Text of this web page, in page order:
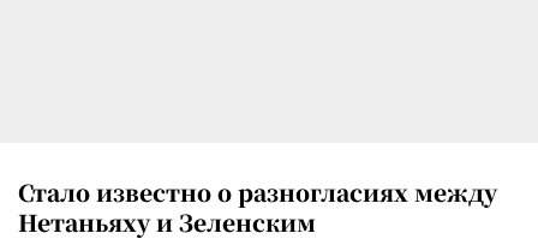
Стало известно о разногласиях между
Нетаньяху и Зеленским